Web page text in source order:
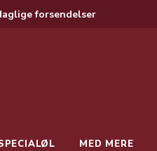
forsendelser
MED MERE